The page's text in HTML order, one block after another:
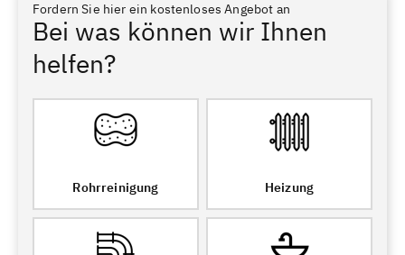
Fordern Sie hier ein kostenloses Angebot an
Bei was können wir Ihnen
helfen?
Rohrreinigung Heizung